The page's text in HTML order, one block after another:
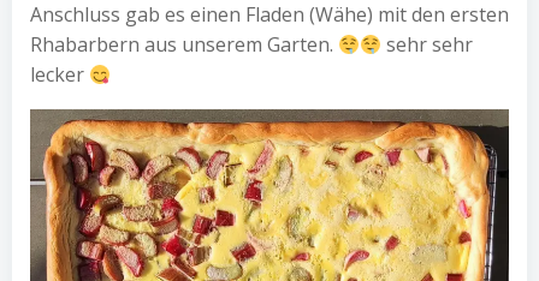
Anschluss gab es einen Fladen (Wähe) mit den ersten
Rhabarbern aus unserem Garten.
sehr sehr
lecker